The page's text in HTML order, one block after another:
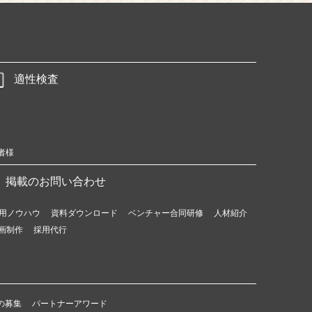
適性検査
様
掲載のお問い合わせ
ノウハウ 資料ダウンロード ベンチャー合同研修
人材紹介
制作
採用代行
募集 パートナーアワード